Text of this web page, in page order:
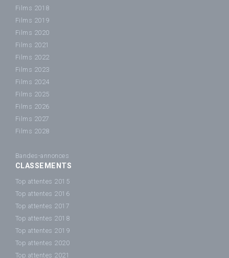
Films 2018
Films 2019
Films 2020
Films 2021
Films 2022
Films 2023
Films 2024
Films 2025
Films 2026
Films 2027
Films 2028
Bandes-annonces
CLASSEMENTS
Top attentes 2015
Top attentes 2016
Top attentes 2017
Top attentes 2018
Top attentes 2019
Top attentes 2020
Top attentes 2021